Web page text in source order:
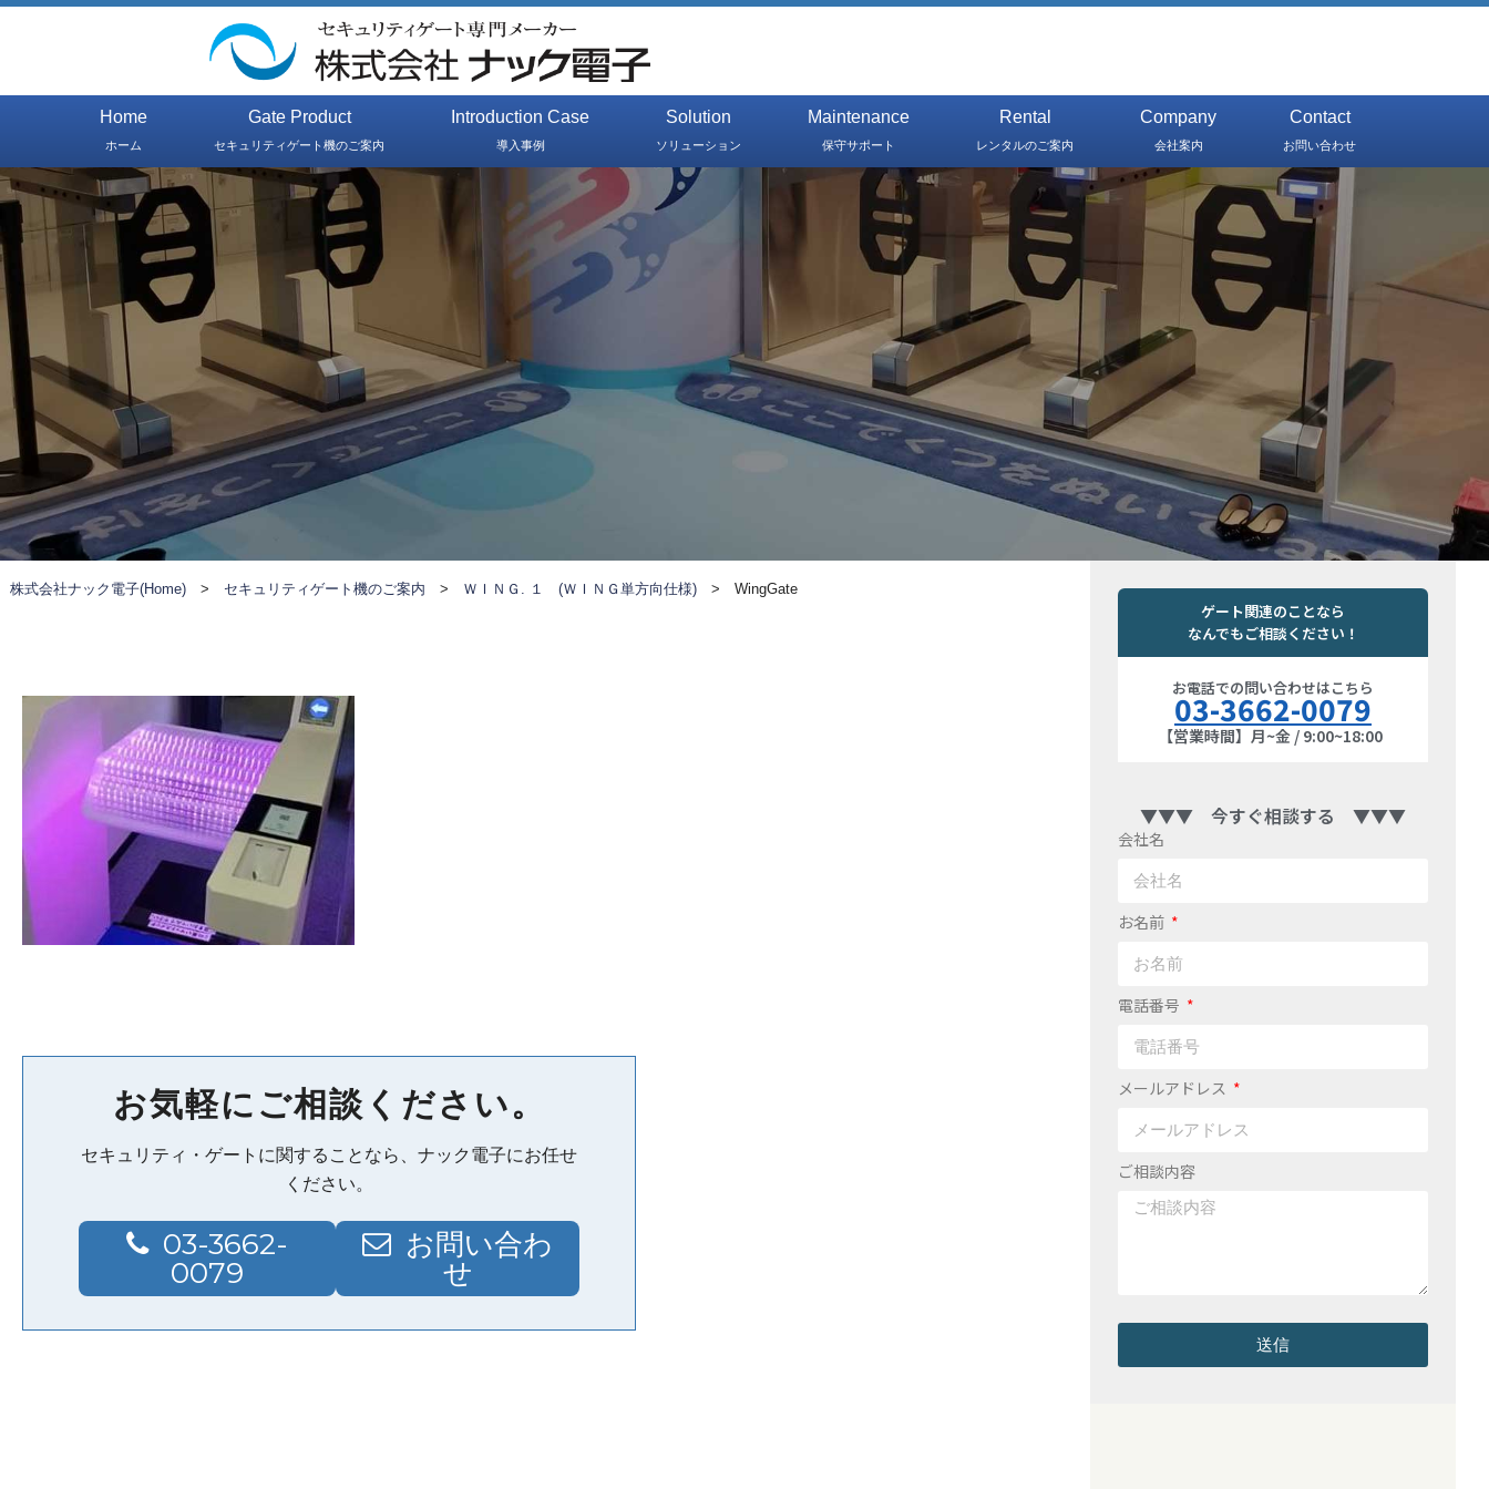
Home
ホーム
Gate Product
セキュリティゲート機のご案内
Introduction Case
導入事例
Solution
ソリューション
Maintenance
保守サポート
Rental
レンタルのご案内
Company
会社案内
Contact
お問い合わせ
株式会社ナック電子(Home) > セキュリティゲート機のご案内 > ＷＩＮＧ. １ (ＷＩＮＧ単方向仕様) >WingGate
お気軽にご相談ください。
セキュリティ・ゲートに関することなら、ナック電子にお任せ
ください。
03-3662-
0079
お問い合わ
せ
ゲート関連のことなら
なんでもご相談ください！
お電話での問い合わせはこちら
03-3662-0079
【営業時間】月~金 / 9:00~18:00
▼▼▼ 今すぐ相談する ▼▼▼
会社名
お名前
電話番号
メールアドレス
ご相談内容
送信